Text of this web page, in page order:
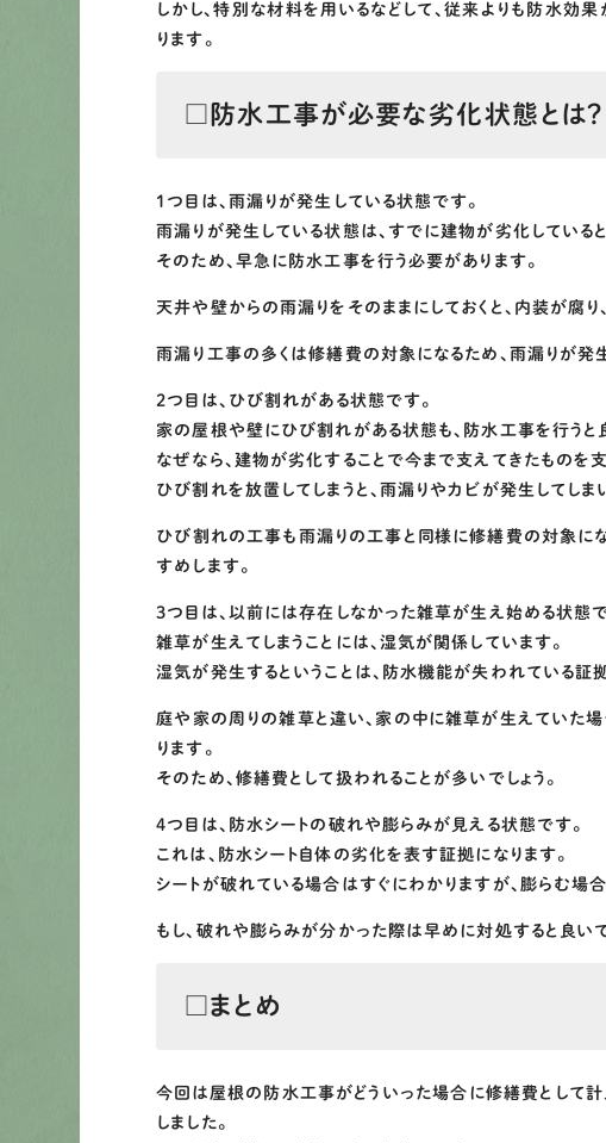
しかし、特別な材料を用いるなどして、従来よりも防水効
ります。
□防水工事が必要な劣化状態とは？
1つ目は、雨漏りが発生している状態です。
雨漏りが発生している状態は、すでに建物が劣化していると
そのため、早急に防水工事を行う必要があります。
天井や壁からの雨漏りをそのままにしておくと、内装が腐り
雨漏り工事の多くは修繕費の対象になるため、雨漏りが発
2つ目は、ひび割れがある状態です。
家の屋根や壁にひび割れがある状態も、防水工事を行うと良
なぜなら、建物が劣化することで今まで支えてきたものを
ひび割れを放置してしまうと、雨漏りやカビが発生してしま
ひび割れの工事も雨漏りの工事と同様に修繕費の対象に
すめします。
3つ目は、以前には存在しなかった雑草が生え始める状態で
雑草が生えてしまうことには、湿気が関係しています。
湿気が発生するということは、防水機能が失われている証拠
庭や家の周りの雑草と違い、家の中に雑草が生えていた
ります。
そのため、修繕費として扱われることが多いでしょう。
4つ目は、防水シートの破れや膨らみが見える状態です。
これは、防水シート自体の劣化を表す証拠になります。
シートが破れている場合はすぐにわかりますが、膨らむ場合
もし、破れや膨らみが分かった際は早めに対処すると良いで
□まとめ
今回は屋根の防水工事がどういった場合に修繕費として
しました。